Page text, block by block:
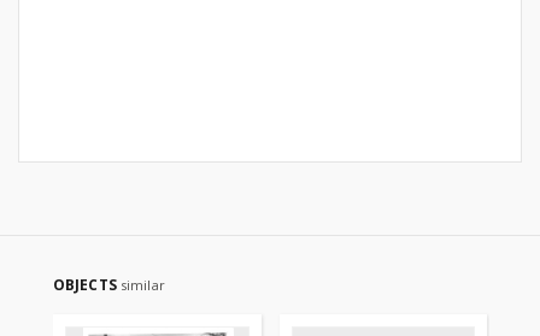
OBJECTS similar